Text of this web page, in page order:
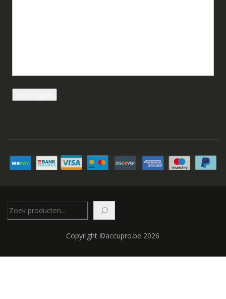
Copyright ©accupro.be 2026